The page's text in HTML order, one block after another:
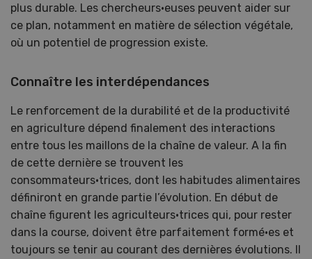
plus durable. Les chercheurs·euses peuvent aider sur
ce plan, notamment en matière de sélection végétale,
où un potentiel de progression existe.
Connaître les interdépendances
Le renforcement de la durabilité et de la productivité
en agriculture dépend finalement des interactions
entre tous les maillons de la chaîne de valeur. A la fin
de cette dernière se trouvent les
consommateurs·trices, dont les habitudes alimentaires
définiront en grande partie l’évolution. En début de
chaîne figurent les agriculteurs·trices qui, pour rester
dans la course, doivent être parfaitement formé·es et
toujours se tenir au courant des dernières évolutions. Il